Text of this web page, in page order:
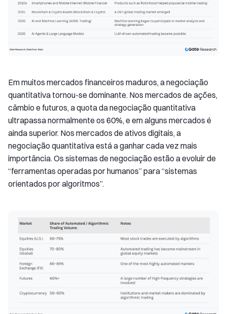
Em muitos mercados financeiros maduros, a negociação
quantitativa tornou-se dominante. Nos mercados de ações,
câmbio e futuros, a quota da negociação quantitativa
ultrapassa normalmente os 60%, e em alguns mercados é
ainda superior. Nos mercados de ativos digitais, a
negociação quantitativa está a ganhar cada vez mais
importância. Os sistemas de negociação estão a evoluir de
“ferramentas operadas por humanos” para “sistemas
orientados por algoritmos”.